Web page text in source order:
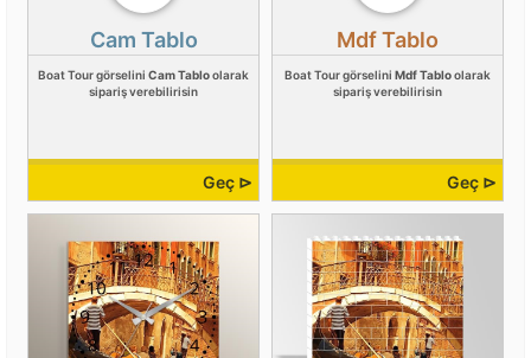
Cam Tablo
Boat Tour görselini Cam Tabloolarak
sipariş verebilirisin
Geç ⊳
Mdf Tablo
Boat Tour görselini Mdf Tabloolarak
sipariş verebilirisin
Geç ⊳